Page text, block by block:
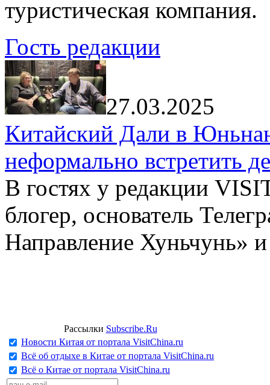
туристическая компания.
Гость редакции
27.03.2025
Китайский Дали в
неформально встретить
В гостях у редакции
блогер, основатель
Направление Хуньчунь»
Рассылки Subscribe.Ru
Новости Китая от портала VisitChina.ru
Всё об отдыхе в Китае от портала VisitChina.ru
Всё о Китае от портала VisitChina.ru